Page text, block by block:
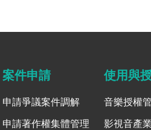
案件申請
申請爭議案件調解
申請著作權集體管理
使用與
音樂授權
影視音產